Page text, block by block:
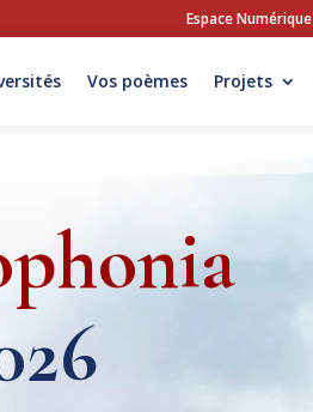
Espace Numérique
Vos poèmes Projets